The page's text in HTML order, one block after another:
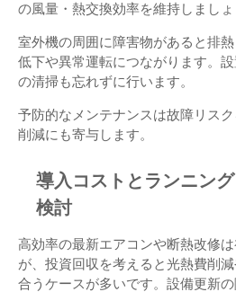
の風量・熱交換効率を維持しましょ
室外機の周囲に障害物があると排
低下や異常運転につながります。
の清掃も忘れずに行います。
予防的なメンテナンスは故障リス
削減にも寄与します。
導入コストとランニン
検討
高効率の最新エアコンや断熱改修
が、投資回収を考えると光熱費削
合うケースが多いです。設備更新